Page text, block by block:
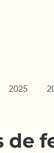
2025
de